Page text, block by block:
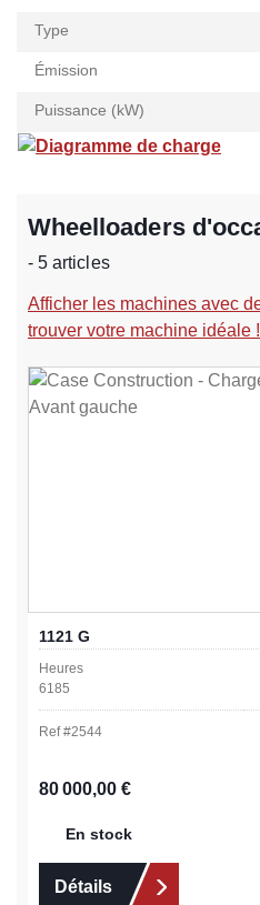
Type
Émission
Puissance (kW)
Diagramme de charge
Wheelloaders
- 5 articles
Afficher les machines avec
trouver votre machine idéale !
1121 G
Heures
6185
Ref #2544
Prix régulier :
80 000,00 €
En stock
Détails